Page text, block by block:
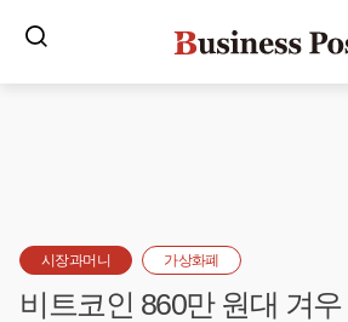
시장과머니 가상화폐
비트코인 860만 원대 겨